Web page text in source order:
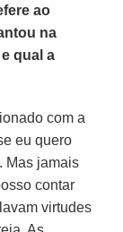
ao
na
qual a
com a
eu quero
Mas jamais
contar
virtudes